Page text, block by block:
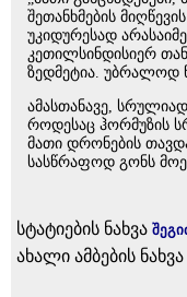
შეთანხმების
უკიდურესად
კეთილსინდისიერ
ზედმეტია. უბრალოდ
ამასთანავე,
როდესაც ჰორმუზის
მათი დრონების
სასწრაფოდ გონს
სტატიების ნახვა
ახალი ამბების ნახვა